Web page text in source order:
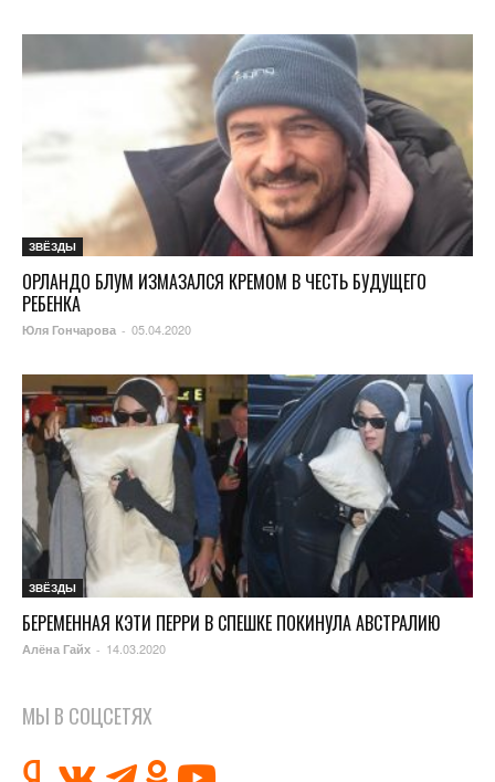
ЗВЁЗДЫ
ОРЛАНДО БЛУМ ИЗМАЗАЛСЯ КРЕМОМ В ЧЕСТЬ БУДУЩЕГО
РЕБЕНКА
Юля Гончарова - 05.04.2020
ЗВЁЗДЫ
БЕРЕМЕННАЯ КЭТИ ПЕРРИ В СПЕШКЕ ПОКИНУЛА АВСТРАЛИЮ
Алёна Гайх - 14.03.2020
МЫ В СОЦСЕТЯХ